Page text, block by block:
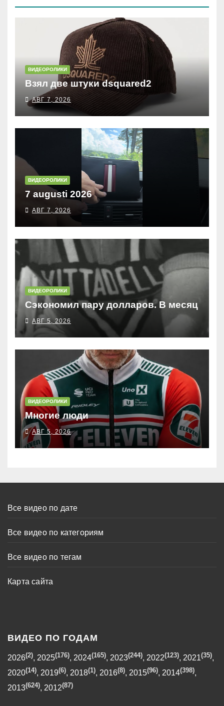
ВИДЕОРОЛИКИ
Взял две штуки dsquared2
АВГ 7, 2026
ВИДЕОРОЛИКИ
7 augusti 2026
АВГ 7, 2026
ВИДЕОРОЛИКИ
Сэкономил пару долларов. В месяц
АВГ 5, 2026
ВИДЕОРОЛИКИ
Многие люди
АВГ 5, 2026
Все видео по дате
Все видео по категориям
Все видео по тегам
Карта сайта
ВИДЕО ПО ГОДАМ
2026(2), 2025(176), 2024(165), 2023(244), 2022(123), 2021(35),
2020(14), 2019(6), 2018(1), 2016(8), 2015(96), 2014(398),
2013(624), 2012(87)